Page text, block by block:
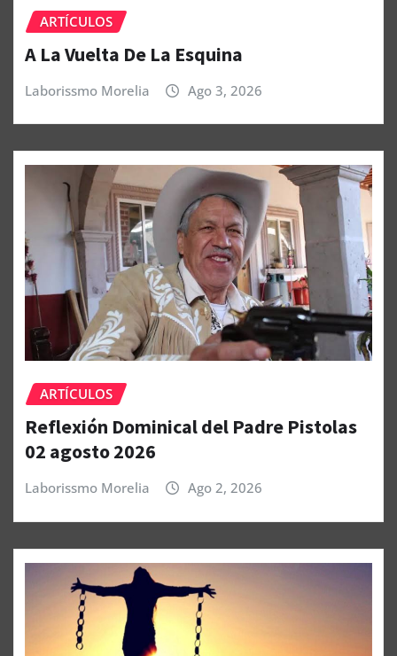
ARTÍCULOS
A La Vuelta De La Esquina
Laborissmo Morelia Ago 3, 2026
ARTÍCULOS
Reflexión Dominical del Padre Pistolas
02 agosto 2026
Laborissmo Morelia Ago 2, 2026